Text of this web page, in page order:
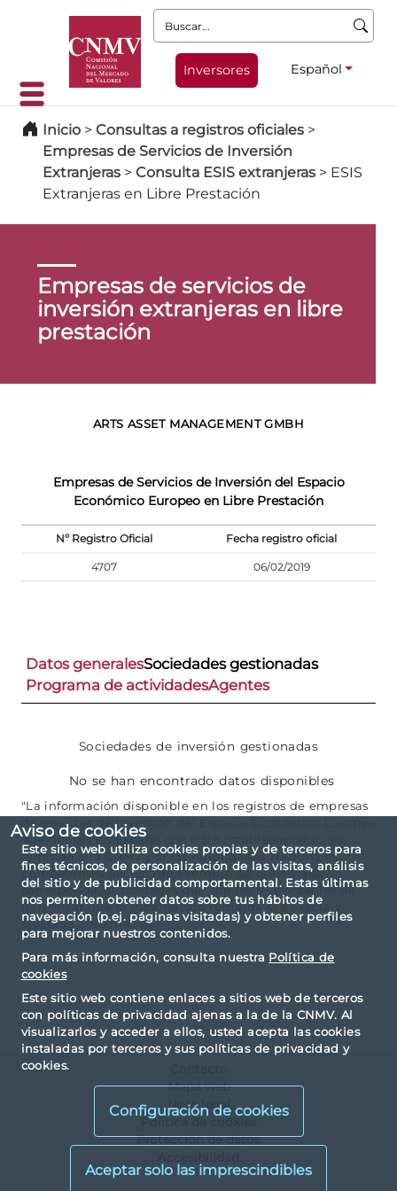
Aviso de cookies
Este sitio web utiliza cookies propias y de terceros para
fines técnicos, de personalización de las visitas, análisis
del sitio y de publicidad comportamental. Estas últimas
nos permiten obtener datos sobre tus hábitos de
navegación (p.ej. páginas visitadas) y obtener perfiles
para mejorar nuestros contenidos.
Para más información, consulta nuestra Política de
cookies
Este sitio web contiene enlaces a sitios web de terceros
con políticas de privacidad ajenas a la de la CNMV. Al
visualizarlos y acceder a ellos, usted acepta las cookies
instaladas por terceros y sus políticas de privacidad y
cookies.
Configuración de cookies
Buscar:
Inversores Español
Inicio > Consultas a registros oficiales >
Empresas de Servicios de Inversión
Extranjeras > Consulta ESIS extranjeras > ESIS
Extranjeras en Libre Prestación
Empresas de servicios de
inversión extranjeras en libre
prestación
ARTS ASSET MANAGEMENT GMBH
Empresas de Servicios de Inversión del Espacio
Económico Europeo en Libre Prestación
Nº Registro Oficial Fecha registro oficial
4707 06/02/2019
Datos generalesSociedades gestionadas
Programa de actividadesAgentes
Sociedades de inversión gestionadas
No se han encontrado datos disponibles
"La información disponible en los registros de empresas
de servicios de inversión del Espacio Económico Europeo
que operan en España con o sin establecimiento, es
remitida a la CNMV por las Autoridades Nacionales
Competentes del Estado Miembro de origen que
corresponda, autoridades que son las responsables de
garantizar que la información remitida sea exacta y
ajustada a normativa."
Mapa web
Nota legal
Política de cookies
Protección de datos